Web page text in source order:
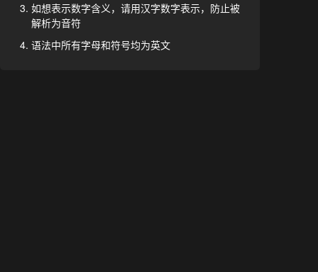
如想表示数字含义，请用汉字数字表示，防止被
解析为音符
语法中所有字母和符号均为英文